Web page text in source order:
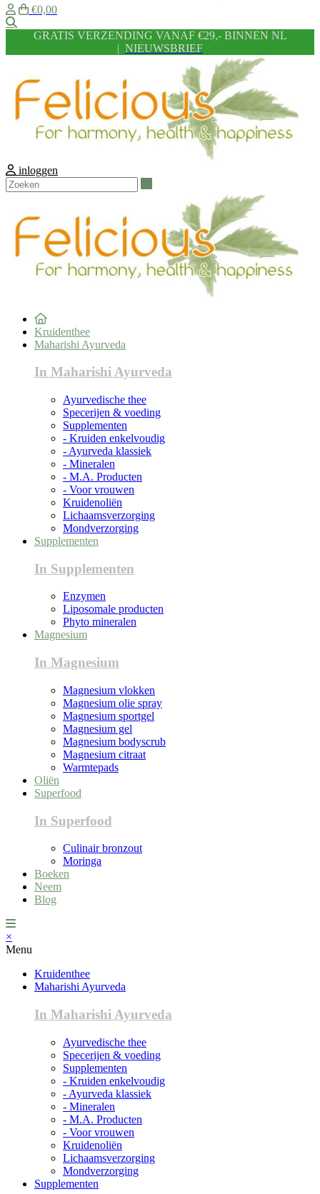
€0,00
GRATIS VERZENDING VANAF €29,- BINNEN NL
| NIEUWSBRIEF
inloggen
Kruidenthee
Maharishi Ayurveda
In Maharishi Ayurveda
Ayurvedische thee
Specerijen & voeding
Supplementen
- Kruiden enkelvoudig
- Ayurveda klassiek
- Mineralen
- M.A. Producten
- Voor vrouwen
Kruidenoliën
Lichaamsverzorging
Mondverzorging
Supplementen
In Supplementen
Enzymen
Liposomale producten
Phyto mineralen
Magnesium
In Magnesium
Magnesium vlokken
Magnesium olie spray
Magnesium sportgel
Magnesium gel
Magnesium bodyscrub
Magnesium citraat
Warmtepads
Oliën
Superfood
In Superfood
Culinair bronzout
Moringa
Boeken
Neem
Blog
×
Menu
Kruidenthee
Maharishi Ayurveda
In Maharishi Ayurveda
Ayurvedische thee
Specerijen & voeding
Supplementen
- Kruiden enkelvoudig
- Ayurveda klassiek
- Mineralen
- M.A. Producten
- Voor vrouwen
Kruidenoliën
Lichaamsverzorging
Mondverzorging
Supplementen